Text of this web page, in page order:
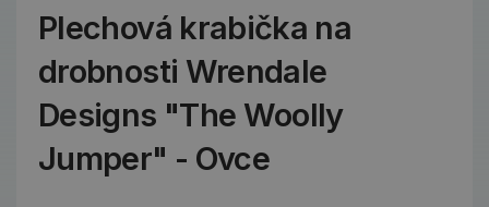
Plechová krabička na
drobnosti Wrendale
Designs "The Woolly
Jumper" - Ovce